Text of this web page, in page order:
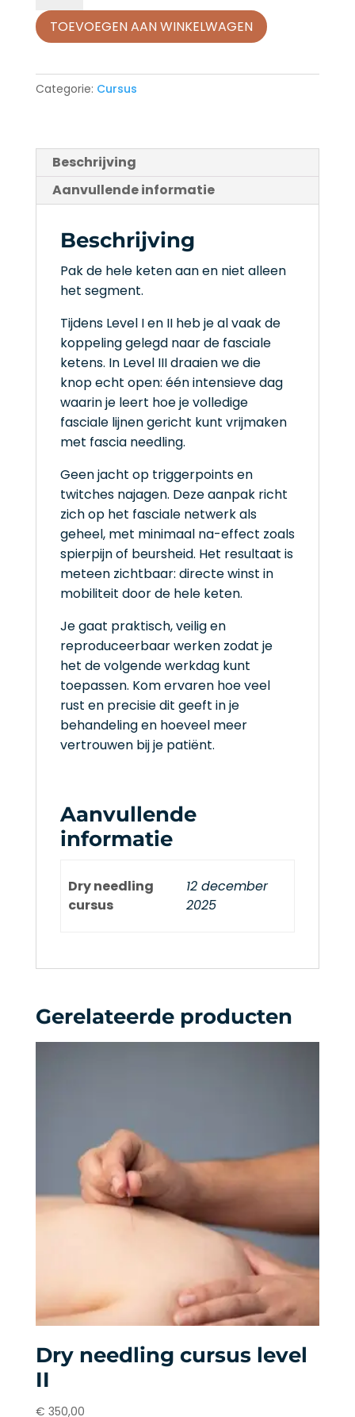
cursus
level
aantal
TOEVOEGEN AAN WINKELWAGEN
Categorie: Cursus
Beschrijving
Aanvullende informatie
Beschrijving
Pak de hele keten aan en niet alleen
het segment.
Tijdens Level I en II heb je al vaak de
koppeling gelegd naar de fasciale
ketens. In Level III draaien we die
knop echt open: één intensieve dag
waarin je leert hoe je volledige
fasciale lijnen gericht kunt vrijmaken
met fascia needling.
Geen jacht op triggerpoints en
twitches najagen. Deze aanpak richt
zich op het fasciale netwerk als
geheel, met minimaal na-effect zoals
spierpijn of beursheid. Het resultaat is
meteen zichtbaar: directe winst in
mobiliteit door de hele keten.
Je gaat praktisch, veilig en
reproduceerbaar werken zodat je
het de volgende werkdag kunt
toepassen. Kom ervaren hoe veel
rust en precisie dit geeft in je
behandeling en hoeveel meer
vertrouwen bij je patiënt.
Aanvullende
informatie
Dry needling
cursus
12 december
2025
Gerelateerde producten
Dry needling cursus level
II
€ 350,00